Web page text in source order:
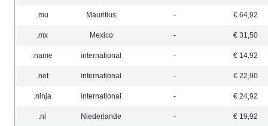
.mu Mauritius - € 64,92
.mx Mexico - € 31,50
.name international - € 14,92
.net international - € 22,90
.ninja international - € 24,92
.nl Niederlande - € 19,92